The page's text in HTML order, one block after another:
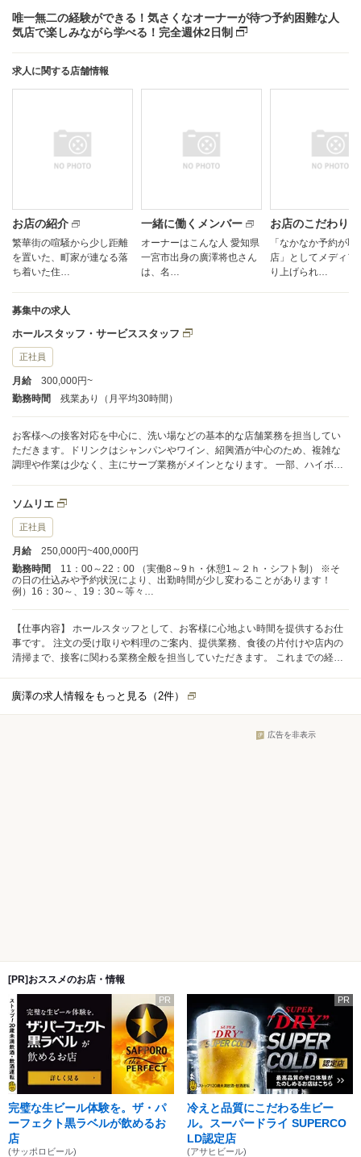
唯一無二の経験ができる！気さくなオーナーが待つ予約困難な人
気店で楽しみながら学べる！完全週休2日制
求人に関する店舗情報
お店の紹介
繁華街の喧騒から少し距離
を置いた、町家が連なる落
ち着いた住…
一緒に働くメンバー
オーナーはこんな人 愛知県
一宮市出身の廣澤将也さん
は、名…
お店のこだわり
「なかなか予約が取
店」としてメディア
り上げられ…
募集中の求人
ホールスタッフ・サービススタッフ
正社員
月給
300,000円~
勤務時間
残業あり（月平均30時間）
お客様への接客対応を中心に、洗い場などの基本的な店舗業務を担当してい
ただきます。ドリンクはシャンパンやワイン、紹興酒が中心のため、複雑な
調理や作業は少なく、主にサーブ業務がメインとなります。 一部、ハイボー
ソムリエ
正社員
月給
250,000円~400,000円
勤務時間
11：00～22：00 （実働8～9ｈ・休憩1～２ｈ・シフト制） ※そ
の日の仕込みや予約状況により、出勤時間が少し変わることがあります！
例）16：30～、19：30～等々…
【仕事内容】 ホールスタッフとして、お客様に心地よい時間を提供するお仕
事です。 注文の受け取りや料理のご案内、提供業務、食後の片付けや店内の
清掃まで、接客に関わる業務全般を担当していただきます。 これまでの経験
ど、特別なディナータイムを演出する役割も期待しています。
廣澤の求人情報をもっと見る（2件）
広告を非表示
[PR]おススメのお店・情報
PR
完璧な生ビール体験を。ザ・パ
ーフェクト黒ラベルが飲めるお
店
(サッポロビール)
PR
冷えと品質にこだわる生ビー
ル。スーパードライ SUPERCO
LD認定店
(アサヒビール)